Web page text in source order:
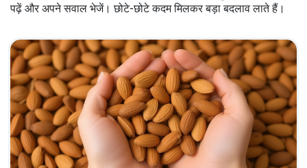
पढ़ें और अपने सवाल भेजें। छोटे-छोटे कदम मिलकर बड़ा बदलाव लाते हैं।